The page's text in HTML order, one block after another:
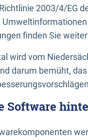
2003/4/EG
finden Sie
wird vom
darum bemüht,
Software